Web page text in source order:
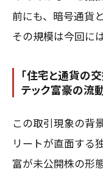
前にも、暗号通貨
その規模は今回に
「住宅と通貨の
テック富豪の流
この取引現象の背
リートが直面する
富が未公開株の形